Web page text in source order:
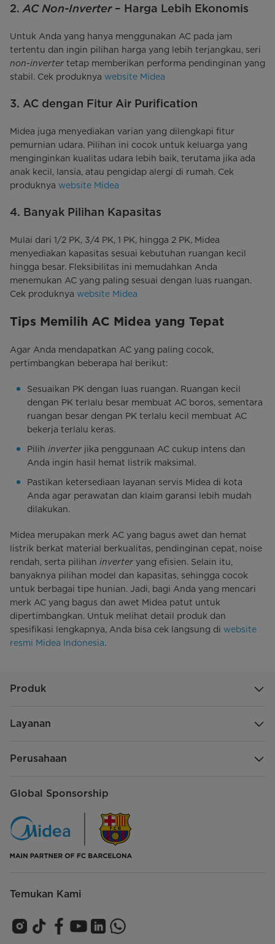
2. AC Non-Inverter– Harga Lebih Ekonomis
Untuk Anda yang hanya menggunakan AC pada jam
tertentu dan ingin pilihan harga yang lebih terjangkau, seri
non-inverter tetap memberikan performa pendinginan yang
stabil. Cek produknya website Midea
3. AC dengan Fitur Air Purification
Midea juga menyediakan varian yang dilengkapi fitur
pemurnian udara. Pilihan ini cocok untuk keluarga yang
menginginkan kualitas udara lebih baik, terutama jika ada
anak kecil, lansia, atau pengidap alergi di rumah. Cek
produknya website Midea
4. Banyak Pilihan Kapasitas
Mulai dari 1/2 PK, 3/4 PK, 1 PK, hingga 2 PK, Midea
menyediakan kapasitas sesuai kebutuhan ruangan kecil
hingga besar. Fleksibilitas ini memudahkan Anda
menemukan AC yang paling sesuai dengan luas ruangan.
Cek produknya website Midea
Tips Memilih AC Midea yang Tepat
Agar Anda mendapatkan AC yang paling cocok,
pertimbangkan beberapa hal berikut:
Sesuaikan PK dengan luas ruangan. Ruangan kecil
dengan PK terlalu besar membuat AC boros, sementara
ruangan besar dengan PK terlalu kecil membuat AC
bekerja terlalu keras.
Pilih inverter jika penggunaan AC cukup intens dan
Anda ingin hasil hemat listrik maksimal.
Pastikan ketersediaan layanan servis Midea di kota
Anda agar perawatan dan klaim garansi lebih mudah
dilakukan.
Midea merupakan merk AC yang bagus awet dan hemat
listrik berkat material berkualitas, pendinginan cepat, noise
rendah, serta pilihan inverter yang efisien. Selain itu,
banyaknya pilihan model dan kapasitas, sehingga cocok
untuk berbagai tipe hunian. Jadi, bagi Anda yang mencari
merk AC yang bagus dan awet Midea patut untuk
dipertimbangkan. Untuk melihat detail produk dan
spesifikasi lengkapnya, Anda bisa cek langsung di website
resmi Midea Indonesia.
Produk
Layanan
Perusahaan
Global Sponsorship
Temukan Kami